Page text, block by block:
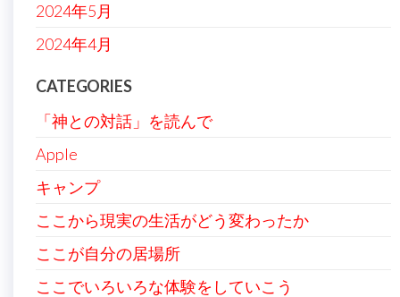
2024年5月
2024年4月
CATEGORIES
「神との対話」を読んで
Apple
キャンプ
ここから現実の生活がどう変わったか
ここが自分の居場所
ここでいろいろな体験をしていこう